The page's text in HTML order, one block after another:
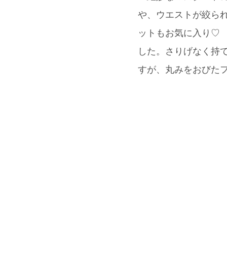
や、ウエストが絞ら
ットもお気に入り♡
した。さりげなく持
すが、丸みをおびた